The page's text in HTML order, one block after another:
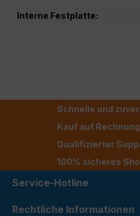
Interne Festplatte:
Schnelle und
Kauf auf Rechnung
Qualifizierter
100% sicheres
Service-Hotline
Rechtliche Informationen